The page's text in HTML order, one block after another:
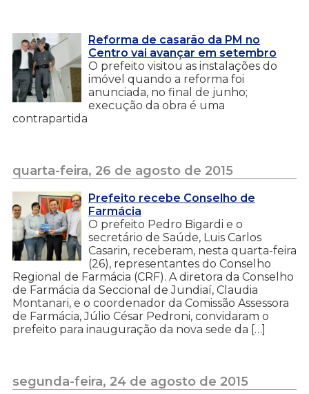
Reforma de casarão da PM no
Centro vai avançar em setembro
O prefeito visitou as instalações do
imóvel quando a reforma foi
anunciada, no final de junho;
execução da obra é uma
contrapartida
quarta-feira, 26 de agosto de 2015
Prefeito recebe Conselho de
Farmácia
O prefeito Pedro Bigardi e o
secretário de Saúde, Luis Carlos
Casarin, receberam, nesta quarta-feira
(26), representantes do Conselho
Regional de Farmácia (CRF). A diretora da Conselho
de Farmácia da Seccional de Jundiaí, Claudia
Montanari, e o coordenador da Comissão Assessora
de Farmácia, Júlio César Pedroni, convidaram o
prefeito para inauguração da nova sede da […]
segunda-feira, 24 de agosto de 2015